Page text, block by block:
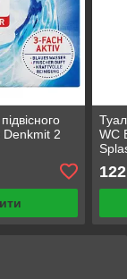
Denkmit 2
WC
122